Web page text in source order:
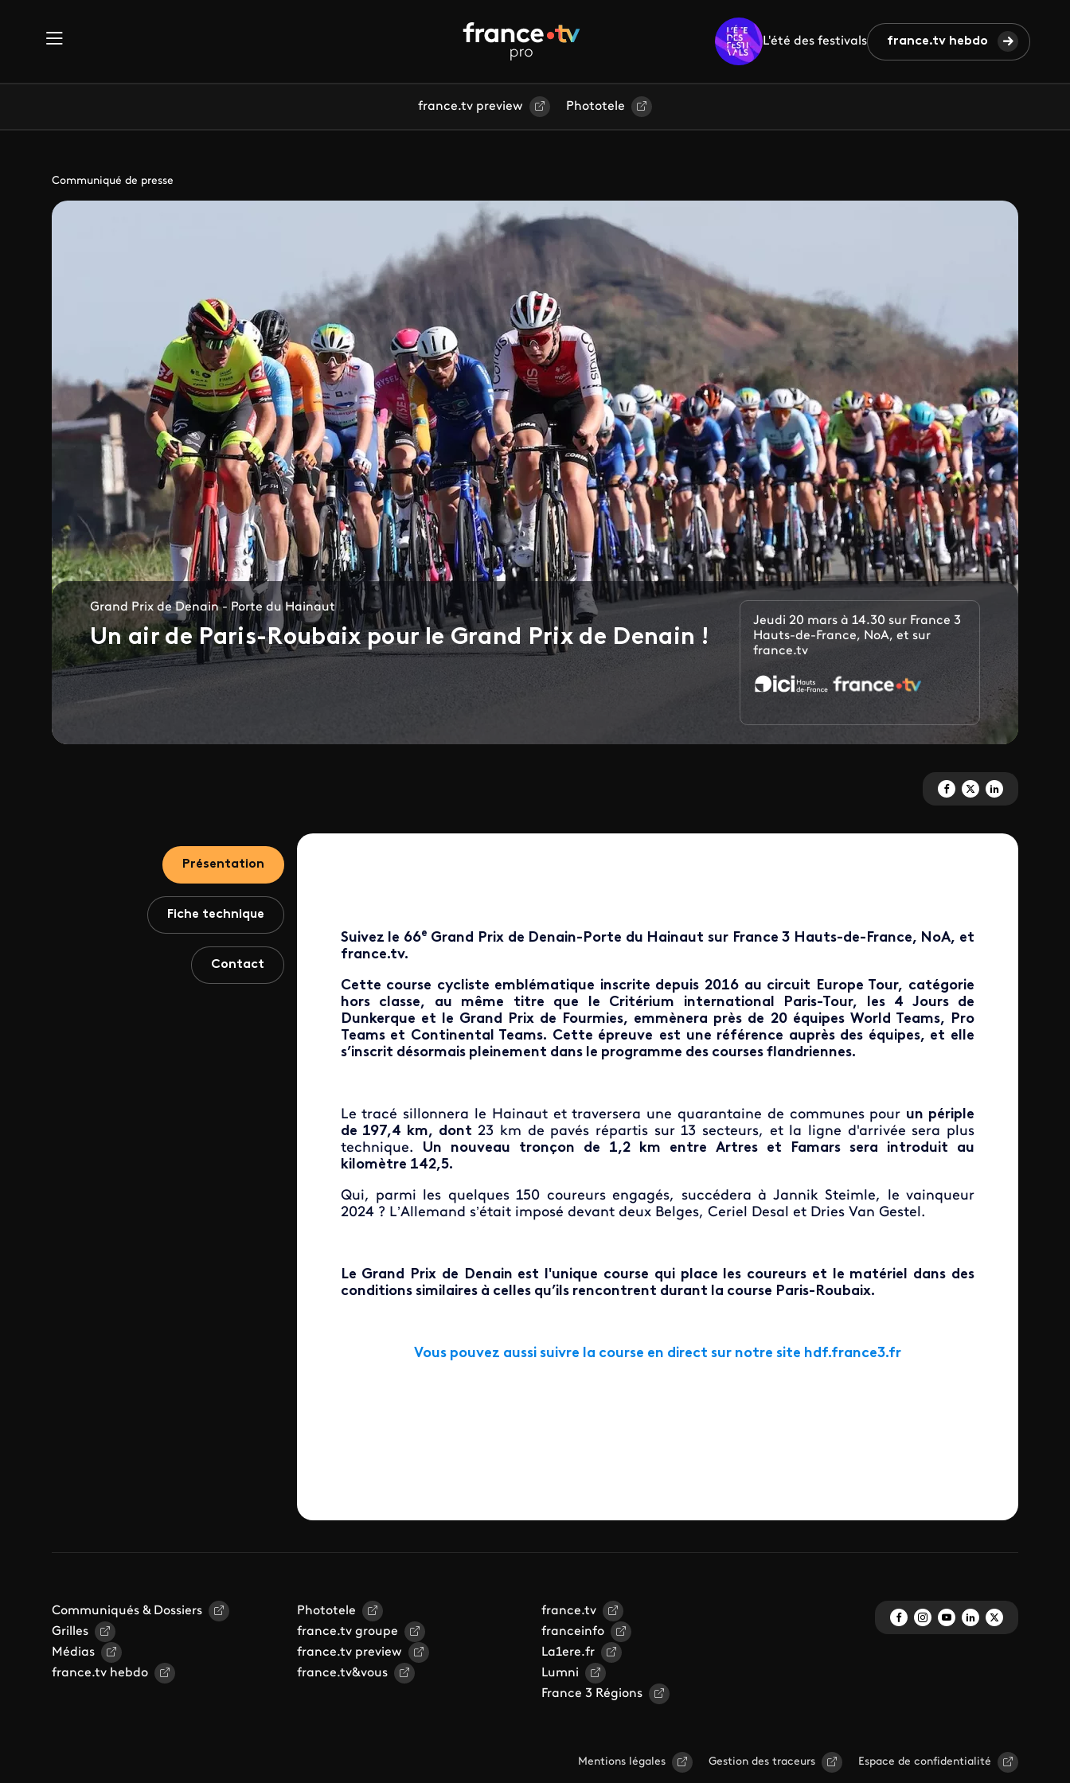
L'été des festivals france.tv hebdo
france.tv preview Phototele
Communiqué de presse
Grand Prix de Denain - Porte du Hainaut
Un air de Paris-Roubaix pour le Grand Prix de Denain !
Jeudi 20 mars à 14.30 sur France 3
Hauts-de-France, NoA, et sur
france.tv
Partagez 'Un air de Paris-
Partagez 'Un air de
Partagez 'Un air
Présentation
Fiche technique
Contact
Suivez le 66e Grand Prix de Denain-Porte du Hainaut sur France 3 Hauts-de-France, NoA, et
france.tv.
Cette course cycliste emblématique inscrite depuis 2016 au circuit Europe Tour, catégorie
hors classe, au même titre que le Critérium international Paris-Tour, les 4 Jours de
Dunkerque et le Grand Prix de Fourmies, emmènera près de 20 équipes World Teams, Pro
Teams et Continental Teams. Cette épreuve est une référence auprès des équipes, et elle
s’inscrit désormais pleinement dans le programme des courses flandriennes.
Le tracé sillonnera le Hainaut et traversera une quarantaine de communes pour un périple
de 197,4 km, dont 23 km de pavés répartis sur 13 secteurs, et la ligne d'arrivée sera plus
technique. Un nouveau tronçon de 1,2 km entre Artres et Famars sera introduit au
kilomètre 142,5.
Qui, parmi les quelques 150 coureurs engagés, succédera à Jannik Steimle, le vainqueur
2024 ? L’Allemand s’était imposé devant deux Belges, Ceriel Desal et Dries Van Gestel.
Le Grand Prix de Denain est l'unique course qui place les coureurs et le matériel dans des
conditions similaires à celles qu’ils rencontrent durant la course Paris-Roubaix.
Vous pouvez aussi suivre la course en direct sur notre site hdf.france3.fr
Communiqués & Dossiers
Grilles
Médias
france.tv hebdo
Phototele
france.tv groupe
france.tv preview
france.tv&vous
france.tv
franceinfo
La1ere.fr
Lumni
France 3 Régions
Mentions légales Gestion des traceurs Espace de confidentialité